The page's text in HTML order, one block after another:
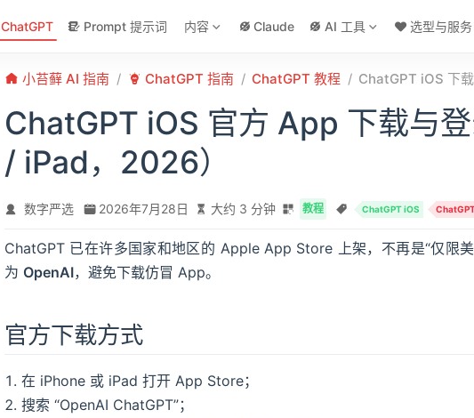
ChatGPT Prompt 提示词 内容 Claude AI 工具 选型与服务
小苔藓 AI 指南 ChatGPT 指南 ChatGPT 教程 ChatGPT iOS 下
ChatGPT iOS 官方 App 下载与
/ iPad，2026）
数字严选 2026年7月28日 大约 3 分钟 教程 ChatGPT iOS
ChatGPT 已在许多国家和地区的 Apple App Store 上架，不再是“仅限
为 OpenAI，避免下载仿冒 App。
官方下载方式
在 iPhone 或 iPad 打开 App Store；
搜索 “OpenAI ChatGPT”；